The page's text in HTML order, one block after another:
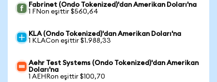
Fabrinet (Ondo Tokenized)'dan Amerikan Doları'na
1 FNon eşittir $560,64
KLA (Ondo Tokenized)'dan Amerikan Doları'na
1 KLACon eşittir $1.988,33
Aehr Test Systems (Ondo Tokenized)'dan Amerikan
Doları'na
1 AEHRon eşittir $100,70